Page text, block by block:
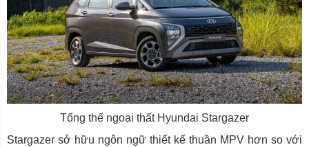
Tổng thể ngoại thất Hyundai Stargazer
Stargazer sở hữu ngôn ngữ thiết kế thuần MPV hơn so với